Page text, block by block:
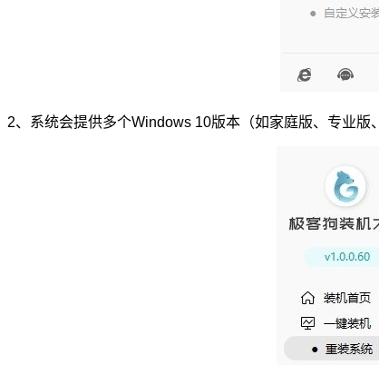
2、系统会提供多个Windows 10版本（如家庭版、专业版